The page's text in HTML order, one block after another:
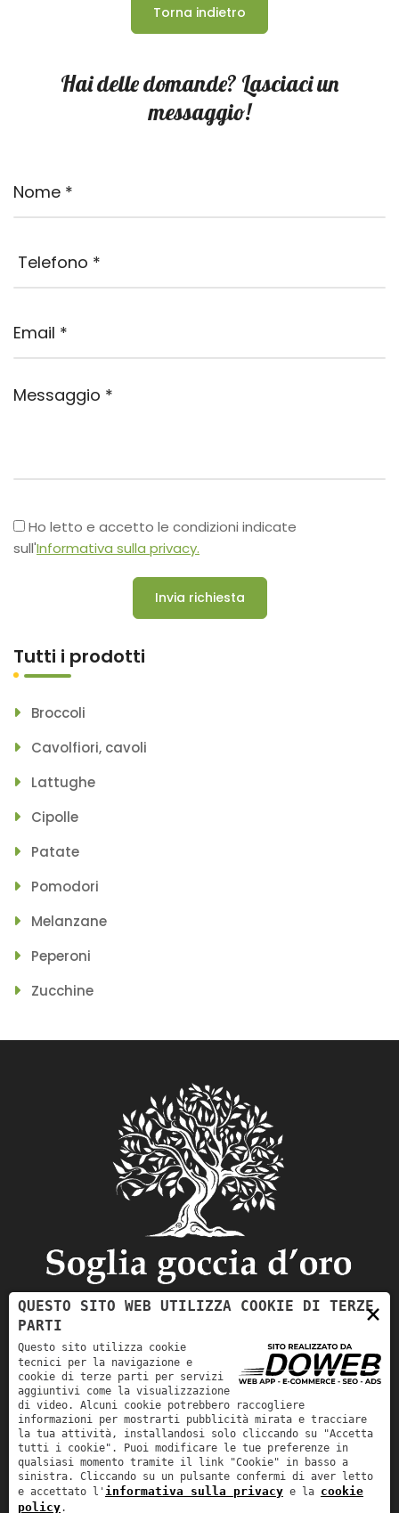
Torna indietro
Hai delle domande? Lasciaci un
messaggio!
Ho letto e accetto le condizioni indicate
sull'Informativa sulla privacy.
Invia richiesta
Tutti i prodotti
Broccoli
Cavolfiori, cavoli
Lattughe
Cipolle
Patate
Pomodori
Melanzane
Peperoni
Zucchine
Soglia Goccia D'Oro si occupa della vendita di prodotti
di qualità come frutta, ortaggi, olio di oliva, vini, carne e
animali vivi.
×
QUESTO SITO WEB UTILIZZA COOKIE DI TERZE
PARTI
Questo sito utilizza cookie
tecnici per la navigazione e
cookie di terze parti per servizi
aggiuntivi come la visualizzazione
di video. Alcuni cookie potrebbero raccogliere
informazioni per mostrarti pubblicità mirata e tracciare
la tua attività, installandosi solo cliccando su "Accetta
tutti i cookie". Puoi modificare le tue preferenze in
qualsiasi momento tramite il link "Cookie" in basso a
sinistra. Cliccando su un pulsante confermi di aver letto
e accettato l' informativa sulla privacy e la cookie
policy.